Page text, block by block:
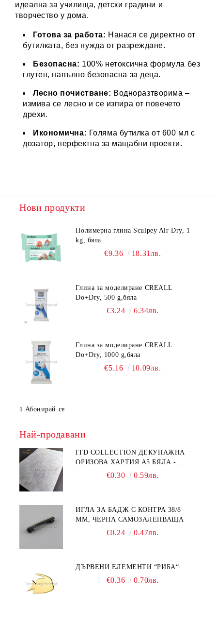
идеална за училища, детски градини и
творчество у дома.
Готова за работа: Нанася се директно от
бутилката, без нужда от разреждане.
Безопасна: 100% нетоксична формула без
глутен, напълно безопасна за деца.
Лесно почистване: Водноразтворима –
измива се лесно и се изпира от повечето
дрехи.
Икономична: Голяма бутилка от 600 мл с
дозатор, перфектна за мащабни проекти.
Нови продукти
Полимерна глина Sculpey Air Dry, 1
kg, бяла
€9.36 18.31лв.
Глина за моделиране CREALL
Do+Dry, 500 g,бяла
€3.24 6.34лв.
Глина за моделиране CREALL
Do+Dry, 1000 g,бяла
€5.16 10.09лв.
Абонирай се
Най-продавани
ITD COLLECTION ДЕКУПАЖНА
ОРИЗОВА ХАРТИЯ А5 БЯЛА -
€0.30 0.59лв.
ИГЛА ЗА БАДЖ С КОНТРА 38/8
ММ, ЧЕРНА САМОЗАЛЕПВАЩА
€0.24 0.47лв.
ДЪРВЕНИ ЕЛЕМЕНТИ “РИБА“
€0.36 0.70лв.